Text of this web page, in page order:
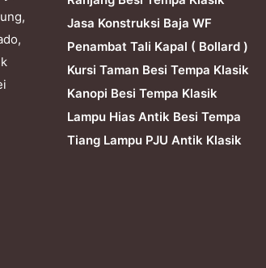
Jasa Konstruksi Baja WF
Penambat Tali Kapal ( Bollard )
Kursi Taman Besi Tempa Klasik
Kanopi Besi Tempa Klasik
Lampu Hias Antik Besi Tempa
Tiang Lampu PJU Antik Klasik